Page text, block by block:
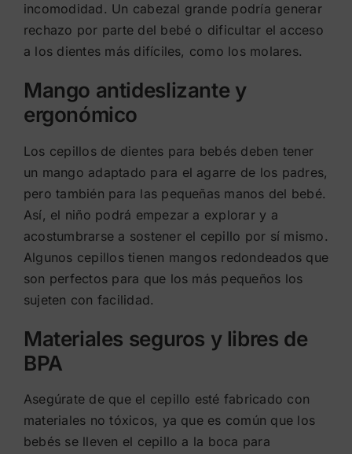
incomodidad. Un cabezal grande podría generar
rechazo por parte del bebé o dificultar el acceso
a los dientes más difíciles, como los molares.
Mango antideslizante y
ergonómico
Los cepillos de dientes para bebés deben tener
un mango adaptado para el agarre de los padres,
pero también para las pequeñas manos del bebé.
Así, el niño podrá empezar a explorar y a
acostumbrarse a sostener el cepillo por sí mismo.
Algunos cepillos tienen mangos redondeados que
son perfectos para que los más pequeños los
sujeten con facilidad.
Materiales seguros y libres de
BPA
Asegúrate de que el cepillo esté fabricado con
materiales no tóxicos, ya que es común que los
bebés se lleven el cepillo a la boca para